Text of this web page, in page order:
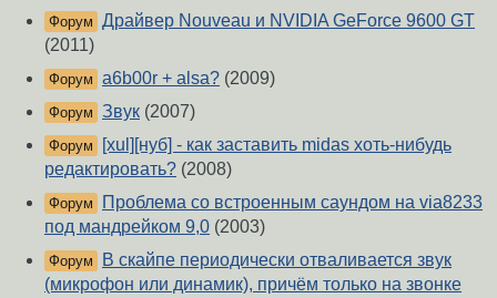
Форум Драйвер Nouveau и NVIDIA GeForce 9600 GT
(2011)
Форум a6b00r + alsa? (2009)
Форум Звук (2007)
Форум
[xul][нуб] - как заставить midas хоть-нибудь
редактировать? (2008)
Форум
Проблема со встроенным саундом на via8233
под мандрейком 9,0 (2003)
Форум
В скайпе периодически отваливается звук
(микрофон или динамик), причём только на звонке